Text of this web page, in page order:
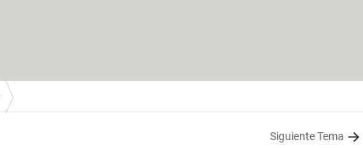
Siguiente Tema